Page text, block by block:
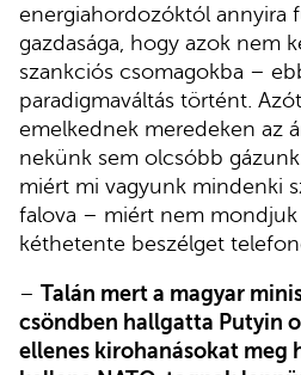
energiahordozóktól annyira
gazdasága, hogy azok nem
szankciós csomagokba –
paradigmaváltás történt.
emelkednek meredeken az
nekünk sem olcsóbb
miért mi vagyunk mindenki
falova – miért nem mondjuk
kéthetente beszélget
– Talán mert a magyar
csöndben hallgatta Putyin
ellenes kirohanásokat meg